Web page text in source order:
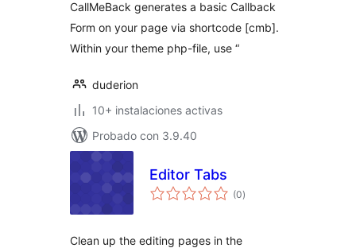
CallMeBack generates a basic Callback
Form on your page via shortcode [cmb].
Within your theme php-file, use “
duderion
10+ instalaciones activas
Probado con 3.9.40
Editor Tabs
(0total
de
)
Clean up the editing pages in the